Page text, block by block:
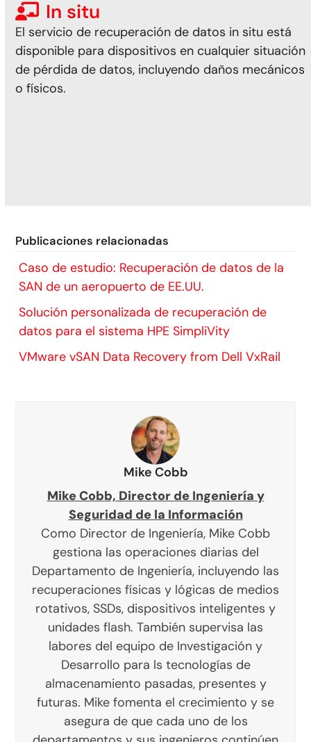
In situ
El servicio de recuperación de datos in situ está
disponible para dispositivos en cualquier situación
de pérdida de datos, incluyendo daños mecánicos
o físicos.
Publicaciones relacionadas
Caso de estudio: Recuperación de datos de la
SAN de un aeropuerto de EE.UU.
Solución personalizada de recuperación de
datos para el sistema HPE SimpliVity
VMware vSAN Data Recovery from Dell VxRail
Mike Cobb
Mike Cobb, Director de Ingeniería y
Seguridad de la Información
Como Director de Ingeniería, Mike Cobb
gestiona las operaciones diarias del
Departamento de Ingeniería, incluyendo las
recuperaciones físicas y lógicas de medios
rotativos, SSDs, dispositivos inteligentes y
unidades flash. También supervisa las
labores del equipo de Investigación y
Desarrollo para ls tecnologías de
almacenamiento pasadas, presentes y
futuras. Mike fomenta el crecimiento y se
asegura de que cada uno de los